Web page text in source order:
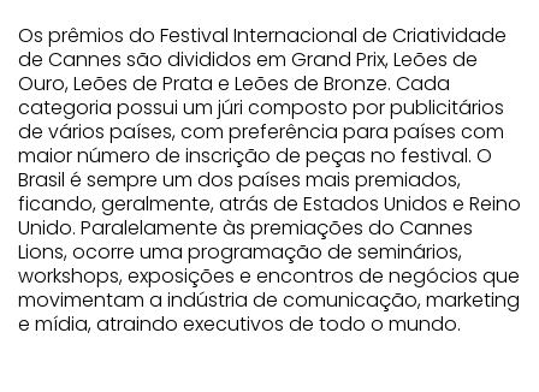
Os prêmios do Festival Internacional de Criatividade
de Cannes são divididos em Grand Prix, Leões de
Ouro, Leões de Prata e Leões de Bronze. Cada
categoria possui um júri composto por publicitários
de vários países, com preferência para países com
maior número de inscrição de peças no festival. O
Brasil é sempre um dos países mais premiados,
ficando, geralmente, atrás de Estados Unidos e Reino
Unido. Paralelamente às premiações do Cannes
Lions, ocorre uma programação de seminários,
workshops, exposições e encontros de negócios que
movimentam a indústria de comunicação, marketing
e mídia, atraindo executivos de todo o mundo.